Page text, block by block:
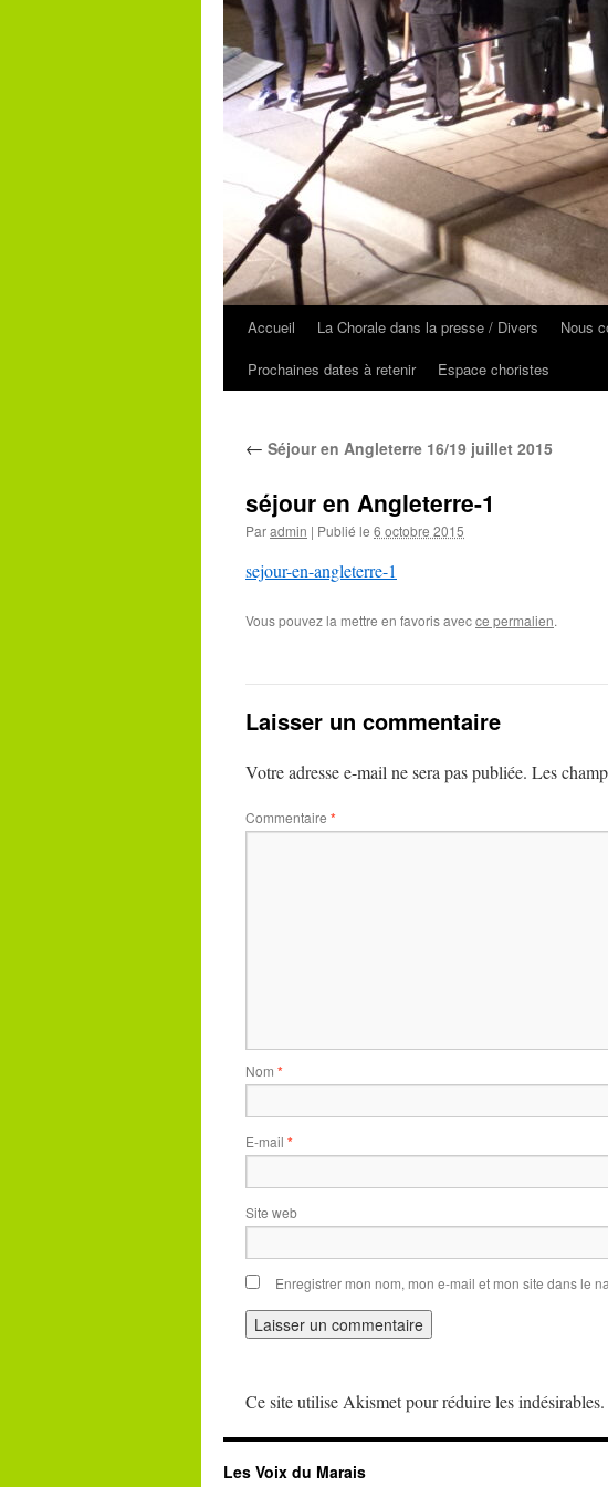
Accueil La Chorale dans la presse / Divers Nous
Prochaines dates à retenir
Espace choristes
← Séjour en Angleterre 16/19 juillet 2015
séjour en Angleterre-1
Paradmin | Publié le 6 octobre 2015
sejour-en-angleterre-1
Vous pouvez la mettre en favoris avecce permalien.
Laisser un commentaire
Votre adresse e-mail ne sera pas publiée. Les
Commentaire *
Nom *
E-mail *
Site web
Enregistrer mon nom, mon e-mail et mon site dans le
Ce site utilise Akismet pour réduire les indésirables.
Les Voix du Marais